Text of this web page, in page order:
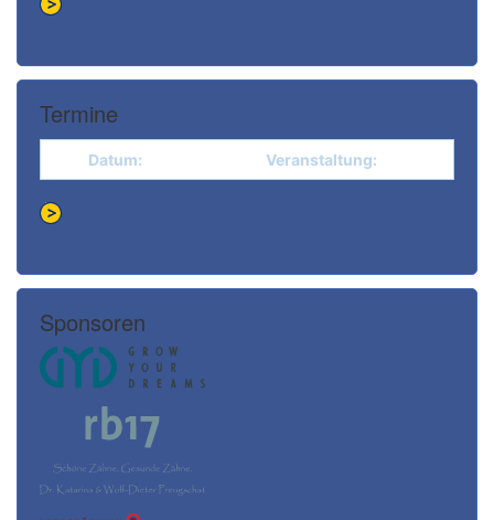
Termine
Datum: Veranstaltung:
Sponsoren